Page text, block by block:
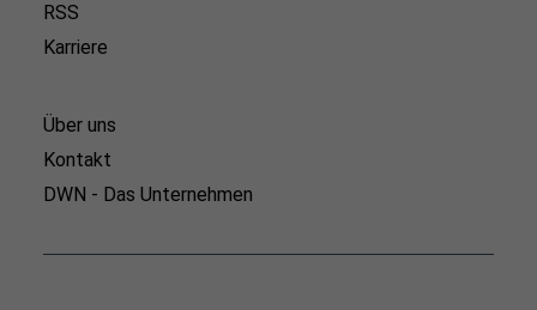
RSS
Karriere
Über uns
Kontakt
DWN - Das Unternehmen